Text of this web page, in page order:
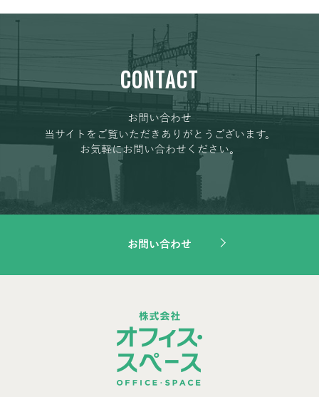
CONTACT
お問い合わせ
当サイトをご覧いただきありがとうございます。
お気軽にお問い合わせください。
お問い合わせ